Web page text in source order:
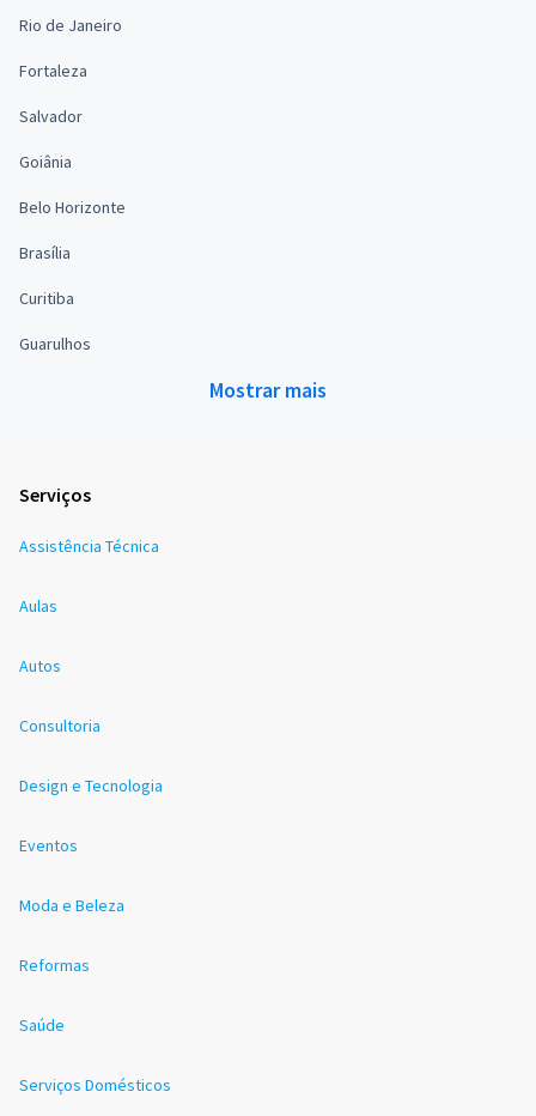
Rio de Janeiro
Fortaleza
Salvador
Goiânia
Belo Horizonte
Brasília
Curitiba
Guarulhos
Mostrar mais
Serviços
Assistência Técnica
Aulas
Autos
Consultoria
Design e Tecnologia
Eventos
Moda e Beleza
Reformas
Saúde
Serviços Domésticos